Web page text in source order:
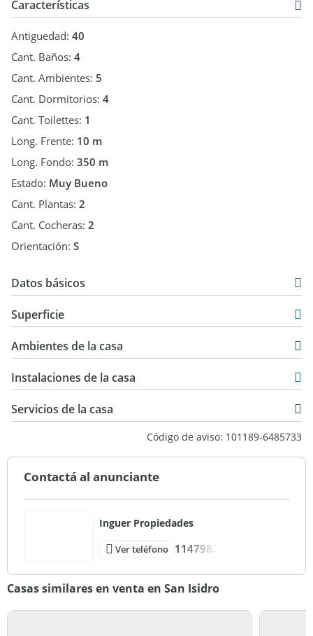
Características
Antiguedad: 40
Cant. Baños: 4
Cant. Ambientes: 5
Cant. Dormitorios: 4
Cant. Toilettes: 1
Long. Frente: 10 m
Long. Fondo: 350 m
Estado: Muy Bueno
Cant. Plantas: 2
Cant. Cocheras: 2
Orientación: S
Datos básicos
Venta
USD 390.000
Superficie
110 m2
350 m2
Ambientes de la casa
Instalaciones de la casa
Servicios de la casa
Código de aviso: 101189-6485733
Contactá al anunciante
Inguer Propiedades
Ver teléfono 1147982
Casas similares en venta en San Isidro